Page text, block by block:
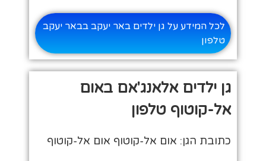
לכל המידע על גן ילדים באר יעקב בבאר יעקב
טלפון
גן ילדים אלאנג'אם באום
אל-קוטוף טלפון
כתובת הגן: אום אל-קוטוף אום אל-קוטוף